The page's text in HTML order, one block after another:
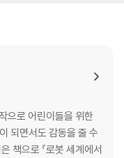
지켜요 … 164
으로 어린이들을 위한
되면서도 감동을 줄 수
책으로 『로봇 세계에서